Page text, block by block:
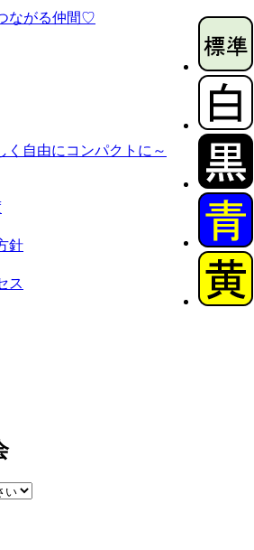
ながる仲間♡
く自由にコンパクトに～
針
ス